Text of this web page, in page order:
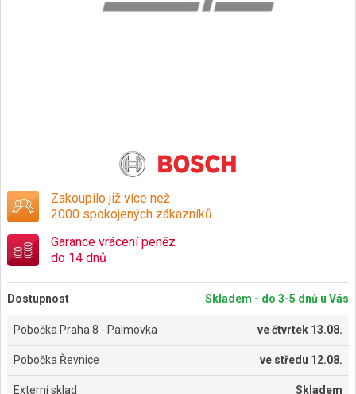
Zakoupilo již více než
2000 spokojených zákazníků
Garance vrácení peněz
do 14 dnů
Dostupnost Skladem - do 3-5 dnů u Vás
Pobočka Praha 8 - Palmovka večtvrtek 13.08.
Pobočka Řevnice ve středu 12.08.
Externí sklad Skladem